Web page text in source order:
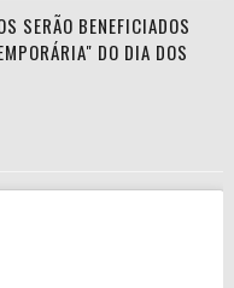
SERÃO BENEFICIADOS
DO DIA DOS